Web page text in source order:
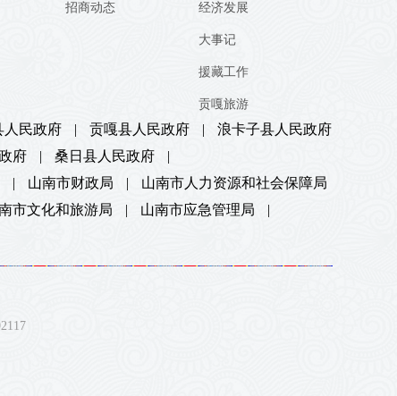
招商动态 经济发展
大事记
援藏工作
贡嘎旅游
人民政府 | 贡嘎县人民政府 |
浪卡子县人民政府
府 | 桑日县人民政府
|
| 山南市财政局 |
山南市人力资源和社会保障局
市文化和旅游局 | 山南市应急管理局
|